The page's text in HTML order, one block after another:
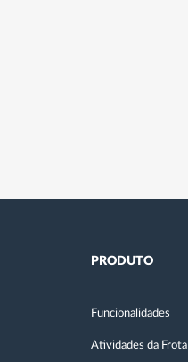
PRODUTO
Funcionalidades
Atividades da Frota